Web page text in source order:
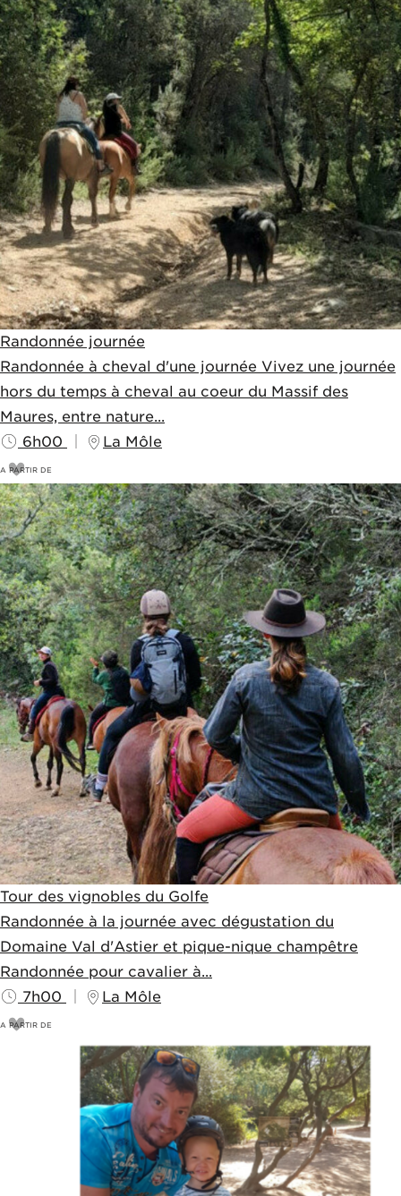
Randonnée journée
Randonnée à cheval d'une journée Vivez une journée
hors du temps à cheval au coeur du Massif des
Maures, entre nature...
6h00
La Môle
A PARTIR DE
110€
120€
Tour des vignobles du Golfe
Randonnée à la journée avec dégustation du
Domaine Val d'Astier et pique-nique champêtre
Randonnée pour cavalier à...
7h00
La Môle
A PARTIR DE